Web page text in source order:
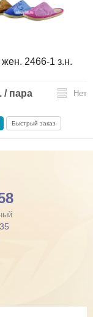
2466-1 з.н.
/ пара Нет
Быстрый заказ